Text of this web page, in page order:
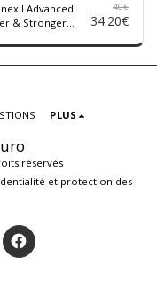
Advanced
& Stronger
40€
34.20€
réservés
et protection des
PLUS